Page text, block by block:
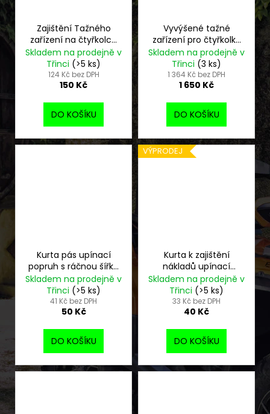
Zajištění Tažného
zařízení na čtyřkolce
CFMOTO
Skladem na prodejně v
Třinci (>5 ks)
124 Kč bez DPH
150 Kč
DO KOŠÍKU
Vyvýšené tažné
zařízení pro čtyřkolky
CFMOTO
Skladem na prodejně v
Třinci (3 ks)
1 364 Kč bez DPH
1 650 Kč
DO KOŠÍKU
Kurta pás upínací
popruh s ráčnou šířka
25 mm - použitá
Skladem na prodejně v
Třinci (>5 ks)
41 Kč bez DPH
50 Kč
DO KOŠÍKU
VÝPRODEJ
Kurta k zajištění
nákladů upínací
popruh se zámkem -
použitá
Skladem na prodejně v
Třinci (>5 ks)
33 Kč bez DPH
40 Kč
DO KOŠÍKU